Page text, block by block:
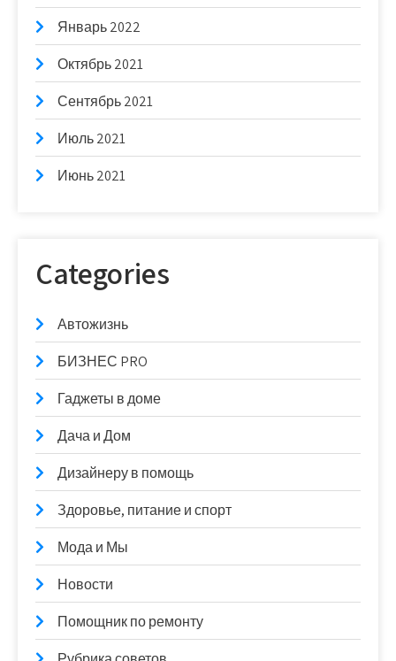
Январь 2022
Октябрь 2021
Сентябрь 2021
Июль 2021
Июнь 2021
Categories
Автожизнь
БИЗНЕС PRO
Гаджеты в доме
Дача и Дом
Дизайнеру в помощь
Здоровье, питание и спорт
Мода и Мы
Новости
Помощник по ремонту